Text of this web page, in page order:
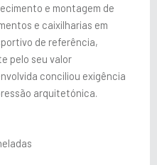
e montagem de
e caixilharias em
de referência,
pelo seu valor
conciliou exigência
arquitetónica.